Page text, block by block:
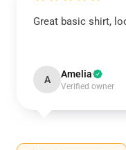
Great basic shirt,
A Amelia
Verified owner